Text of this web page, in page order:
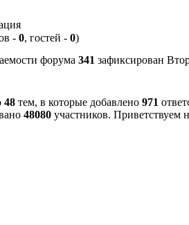
- 0, гостей - 0)
форума 341 зафиксирован
48 тем, в которые добавлено 971
48080 участников. Приветствуем